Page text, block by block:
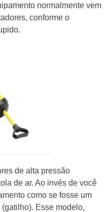
normalmente vem
conforme o
de alta pressão
de ar. Ao invés de você
como se fosse um
Esse modelo,